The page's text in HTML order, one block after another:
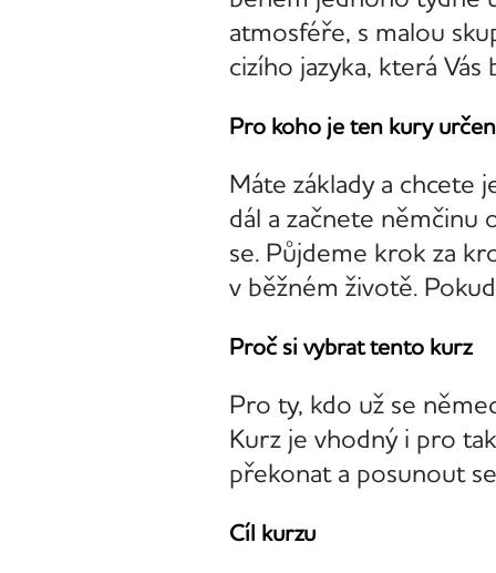
atmosféře, s malou
cizího jazyka, která
Pro koho je ten kury určen
Máte základy a chcete
dál a začnete němčinu
se. Půjdeme krok za
v běžném životě.
Proč si vybrat tento kurz
Pro ty, kdo už se
Kurz je vhodný i pro
překonat a posunout
Cíl kurzu